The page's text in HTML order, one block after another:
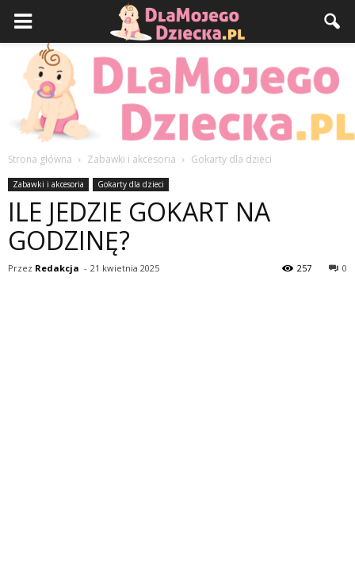
Strona główna Zabawki i akcesoria Gokarty dla dzieci
Zabawki i akcesoria Gokarty dla dzieci
ILE JEDZIE GOKART NA
GODZINĘ?
Przez Redakcja - 21 kwietnia 2025 0
257